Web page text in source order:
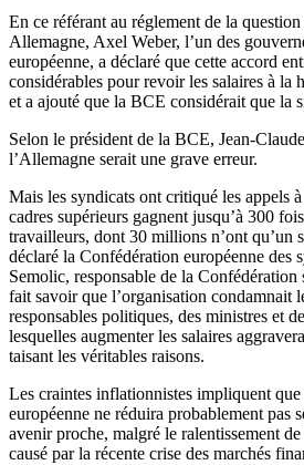
En ce référant au réglement de la question
Allemagne, Axel Weber, l’un des
européenne, a déclaré que cette accord
considérables pour revoir les salaires à la
et a ajouté que la BCE considérait que la
Selon le président de la BCE, Jean-
l’Allemagne serait une grave erreur.
Mais les syndicats ont critiqué les appels
cadres supérieurs gagnent jusqu’à 300
travailleurs, dont 30 millions n’ont qu’un
déclaré la Confédération européenne des
Semolic, responsable de la Confédération
fait savoir que l’organisation condamnait
responsables politiques, des ministres et
lesquelles augmenter les salaires
taisant les véritables raisons.
Les craintes inflationnistes impliquent
européenne ne réduira probablement pas
avenir proche, malgré le ralentissement
causé par la récente crise des marchés